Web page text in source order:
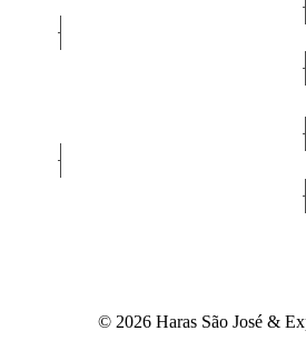
© 2026 Haras São José &